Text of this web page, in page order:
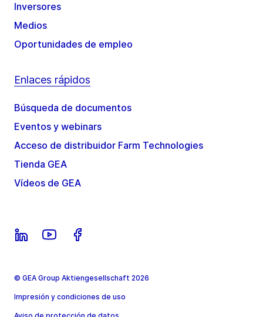
Inversores
Medios
Oportunidades de empleo
Enlaces rápidos
Búsqueda de documentos
Eventos y webinars
Acceso de distribuidor Farm Technologies
Tienda GEA
Vídeos de GEA
© GEA Group Aktiengesellschaft 2026
Impresión y condiciones de uso